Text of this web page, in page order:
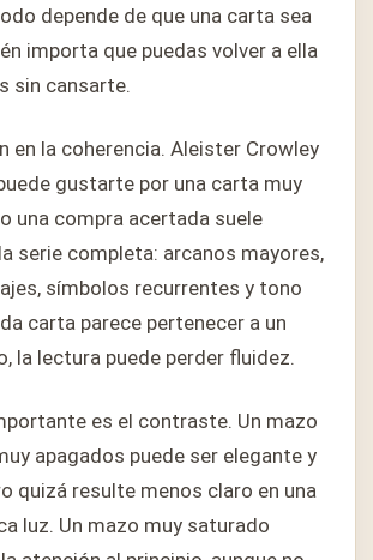
depende de que una carta sea
importa que puedas volver a ella
sin cansarte.
en la coherencia. Aleister Crowley
gustarte por una carta muy
una compra acertada suele
serie completa: arcanos mayores,
símbolos recurrentes y tono
carta parece pertenecer a un
la lectura puede perder fluidez.
es el contraste. Un mazo
apagados puede ser elegante y
quizá resulte menos claro en una
luz. Un mazo muy saturado